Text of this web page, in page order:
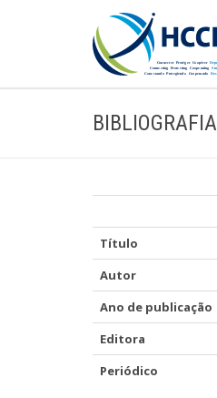
BIBLIOGRAFIA
Título
Autor
Ano de publicação
Editora
Periódico